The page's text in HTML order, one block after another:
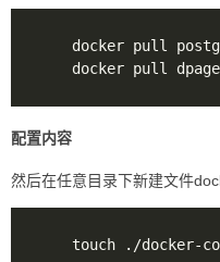
配置内容
然后在任意目录下新建文件